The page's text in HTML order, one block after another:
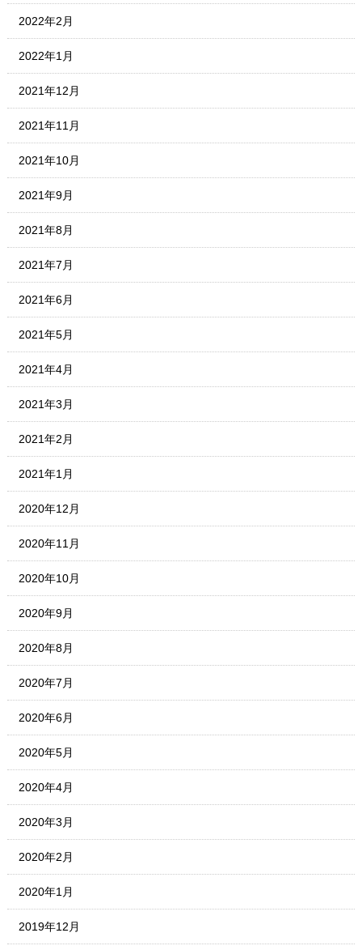
2022年2月
2022年1月
2021年12月
2021年11月
2021年10月
2021年9月
2021年8月
2021年7月
2021年6月
2021年5月
2021年4月
2021年3月
2021年2月
2021年1月
2020年12月
2020年11月
2020年10月
2020年9月
2020年8月
2020年7月
2020年6月
2020年5月
2020年4月
2020年3月
2020年2月
2020年1月
2019年12月